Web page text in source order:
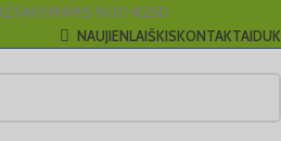
NUO €250
NAUJIENLAIŠKISKONTAKTAIDUK